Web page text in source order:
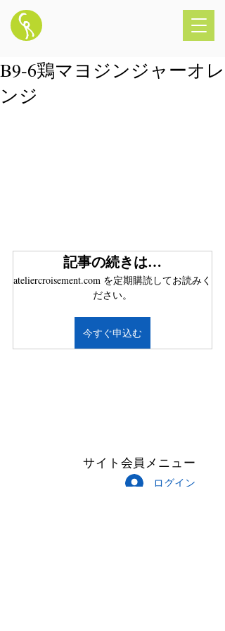
B9-6鶏マヨジンジャーオレ
ンジ
記事の続きは…
ateliercroisement.com を定期購読してお読みく
ださい。
今すぐ申込む
サイト会員メニュー
ログイン